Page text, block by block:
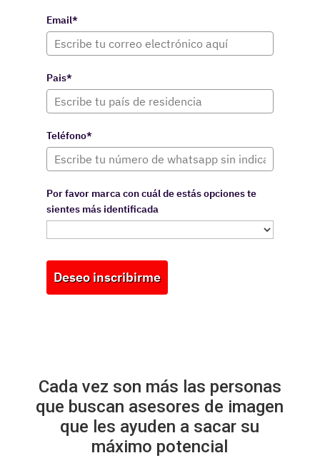
Email*
Pais*
Teléfono*
Por favor marca con cuál de estás opciones te
sientes más identificada
Deseo inscribirme
Cada vez son más las personas
que buscan asesores de imagen
que les ayuden a sacar su
máximo potencial